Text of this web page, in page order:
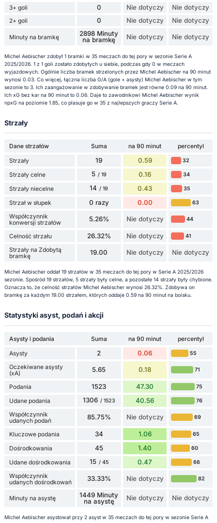
3+ goli 0 Nie dotyczy Nie dotyczy
2+ goli 0 Nie dotyczy Nie dotyczy
Minuty na bramkę
2898 Minuty
na bramkę
Nie dotyczy Nie dotyczy
Michel Aebischer zdobył 1 bramki w 35 meczach do tej pory w sezonie Serie A
2025/2026. 1 z 1 goli zostało zdobytych u siebie, podczas gdy 0 w meczach
wyjazdowych. Ogólnie liczba bramek strzelonych przez Michel Aebischer na 90 minut
wynosi 0.03. Co więcej, łączna liczba G/A (gole + asysty) Michel Aebischer w tym
sezonie to 3. Ich zaangażowanie w zdobywanie bramek jest równe 0.09 na 90 minut.
Ich xG bez kar na 90 minut to 0.06. Daje to zawodnikowi Michel Aebischer wynik
npxG na poziomie 1.85, co plasuje go w 35 z najlepszych graczy Serie A.
Strzały
Dane strzałów Suma na 90 minut
percentyl
Strzały
19 0.59 32
Strzały celne 5 / 19 0.16 34
Strzały niecelne 14 / 19 0.43 35
Strzał w słupek 0 razy 0.00 63
Współczynnik
konwersji strzałów
5.26% Nie dotyczy 44
Celność strzału 26.32% Nie dotyczy 41
Strzały na Zdobytą
bramkę
19.00 Nie dotyczy Nie dotyczy
Michel Aebischer oddał 19 strzałów w 35 meczach do tej pory w Serie A 2025/2026
sezonie. Spośród 19 strzałów, 5 strzały były celne, a pozostałe 14 strzały były chybione.
Oznacza to, że celność strzałów Michel Aebischer wynosi 26.32%. Zdobywa on
bramkę za każdym 19.00 strzałem, których oddaje 0.59 na 90 minut na boisku.
Statystyki asyst, podań i akcji
Asysty i podania Suma na 90 minut
percentyl
Asysty
2 0.06 55
Oczekiwane asysty
(xA)
5.65 0.18 71
Podania 1523 47.30 75
Udane podania 1306 / 1523 40.56 76
Współczynnik
udanych podań
85.75% Nie dotyczy 69
Kluczowe podania 34 1.06 65
Dośrodkowania 45 1.40 60
Udane dośrodkowania 15 / 45 0.47 66
Współczynnik
udanych dośrodkowań
33.33% Nie dotyczy 82
Minuty na asystę
1449 Minuty
na asystę
Nie dotyczy Nie dotyczy
Michel Aebischer asystował przy 2 asyst w 35 meczach do tej pory w sezonie Serie A